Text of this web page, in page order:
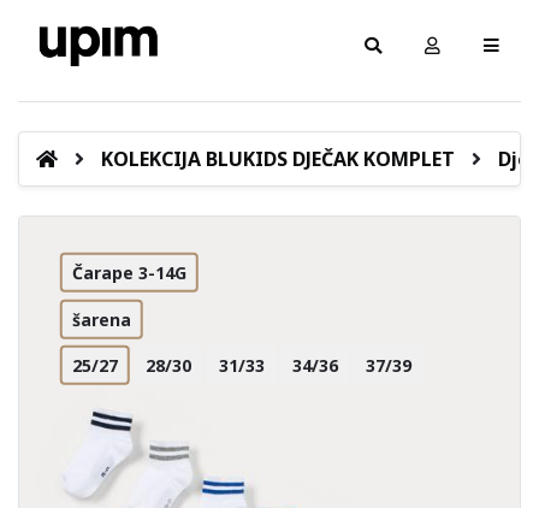
KOLEKCIJA BLUKIDS DJEČAK KOMPLET
Čarape 3-14G
šarena
25/27 28/30 31/33 34/36 37/39